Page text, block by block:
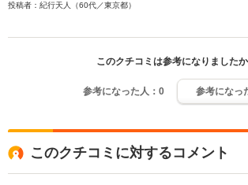
投稿者：紀行天人（60代／東京都）
このクチコミは参考になりました
参考になった人： 0 参考になっ
このクチコミに対するコメント